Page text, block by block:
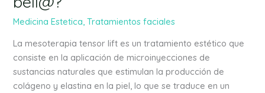
Medicina Estetica,Tratamientos faciales
La mesoterapia tensor lift es un tratamiento estético que
consiste en la aplicación de microinyecciones de
sustancias naturales que estimulan la producción de
colágeno y elastina en la piel, lo que se traduce en un